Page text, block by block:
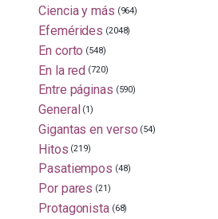
Ciencia y más (964)
Efemérides (2048)
En corto (548)
En la red (720)
Entre páginas (590)
General (1)
Gigantas en verso (54)
Hitos (219)
Pasatiempos (48)
Por pares (21)
Protagonista (68)